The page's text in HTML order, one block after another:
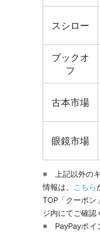
スシロー
ブックオ
フ
古本市場
眼鏡市場
※ 上記以外のキ
情報は、
こちら
TOP「クーポン
ジ内にてご確認
※ PayPayポイ